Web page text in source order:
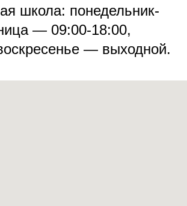
школа: понедельник-
— 09:00-18:00,
— выходной.